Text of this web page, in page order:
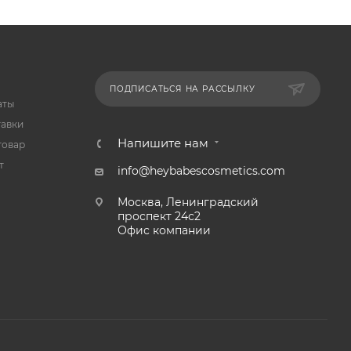
ПОДПИСАТЬСЯ НА РАССЫЛКУ
Напишите нам
info@heybabescosmetics.com
Москва, Ленинградский
проспект 24с2
Офис компании